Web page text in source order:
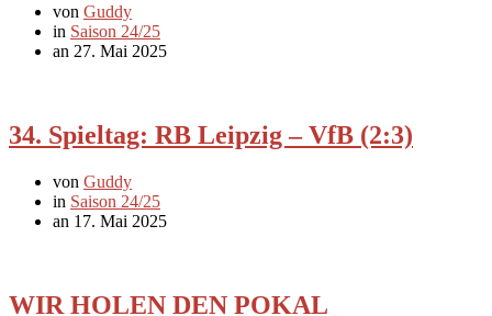
von Guddy
in Saison 24/25
an 27. Mai 2025
34. Spieltag: RB Leipzig – VfB (2:3)
von Guddy
in Saison 24/25
an 17. Mai 2025
WIR HOLEN DEN POKAL